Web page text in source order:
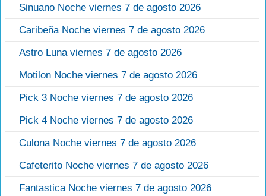
Sinuano Noche viernes 7 de agosto 2026
Caribeña Noche viernes 7 de agosto 2026
Astro Luna viernes 7 de agosto 2026
Motilon Noche viernes 7 de agosto 2026
Pick 3 Noche viernes 7 de agosto 2026
Pick 4 Noche viernes 7 de agosto 2026
Culona Noche viernes 7 de agosto 2026
Cafeterito Noche viernes 7 de agosto 2026
Fantastica Noche viernes 7 de agosto 2026